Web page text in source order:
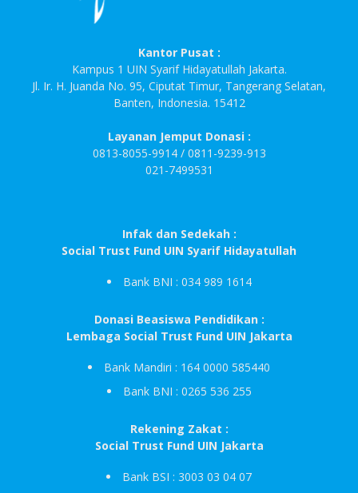
Kantor Pusat :
Kampus 1 UIN Syarif Hidayatullah Jakarta.
Jl. Ir. H. Juanda No. 95, Ciputat Timur, Tangerang Selatan,
Banten, Indonesia. 15412
Layanan Jemput Donasi :
0813-8055-9914 / 0811-9239-913
021-7499531
Infak dan Sedekah :
Social Trust Fund UIN Syarif Hidayatullah
Bank BNI : 034 989 1614
Donasi Beasiswa Pendidikan :
Lembaga Social Trust Fund UIN Jakarta
Bank Mandiri : 164 0000 585440
Bank BNI : 0265 536 255
Rekening Zakat :
Social Trust Fund UIN Jakarta
Bank BSI : 3003 03 04 07